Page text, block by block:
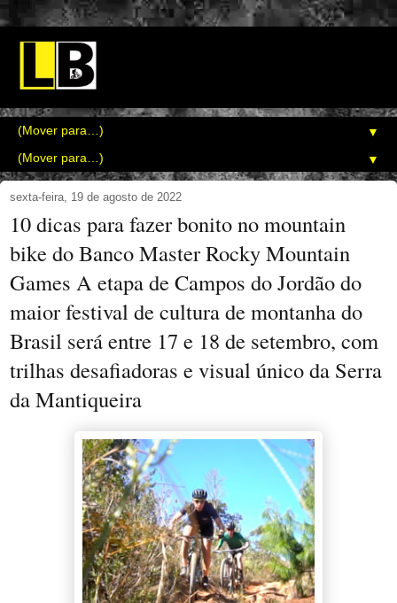
▼
▼
sexta-feira, 19 de agosto de 2022
10 dicas para fazer bonito no mountain
bike do Banco Master Rocky Mountain
Games A etapa de Campos do Jordão do
maior festival de cultura de montanha do
Brasil será entre 17 e 18 de setembro, com
trilhas desafiadoras e visual único da Serra
da Mantiqueira